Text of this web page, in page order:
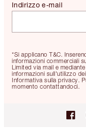
*Si applicano T&C.
informazioni commerciali
Limited via mail e
informazioni sull'utilizzo
Informativa sulla privacy.
momento contattandoci.
Indirizzo e-mail